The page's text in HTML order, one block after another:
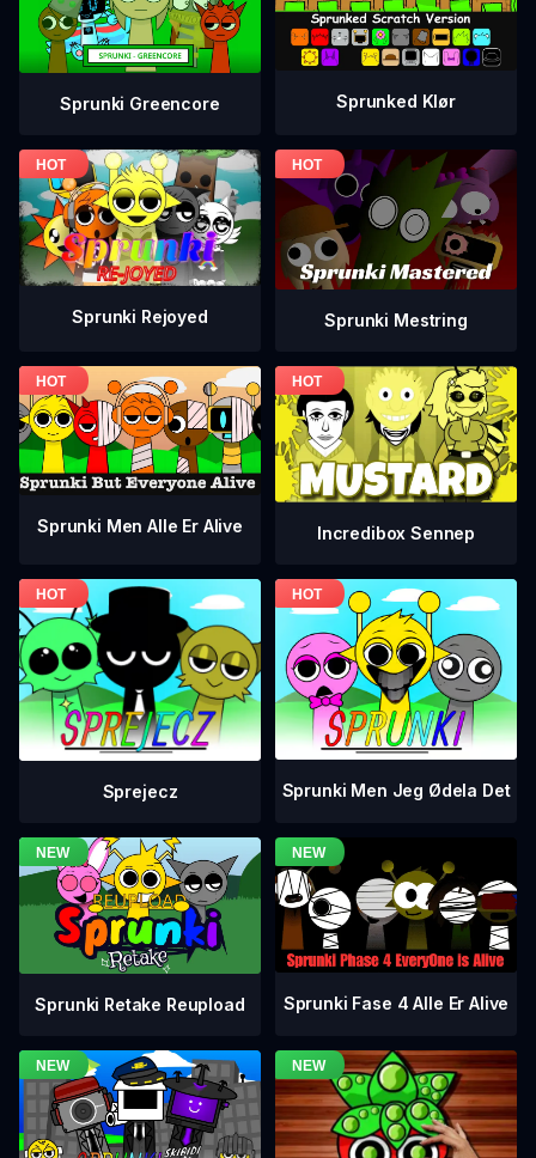
Sprunki Greencore Sprunked Klør
Sprunki Rejoyed Sprunki Mestring
Sprunki Men Alle Er Alive Incredibox Sennep
Sprejecz Sprunki Men Jeg Ødela Det
Sprunki Retake Reupload Sprunki Fase 4 Alle Er Alive